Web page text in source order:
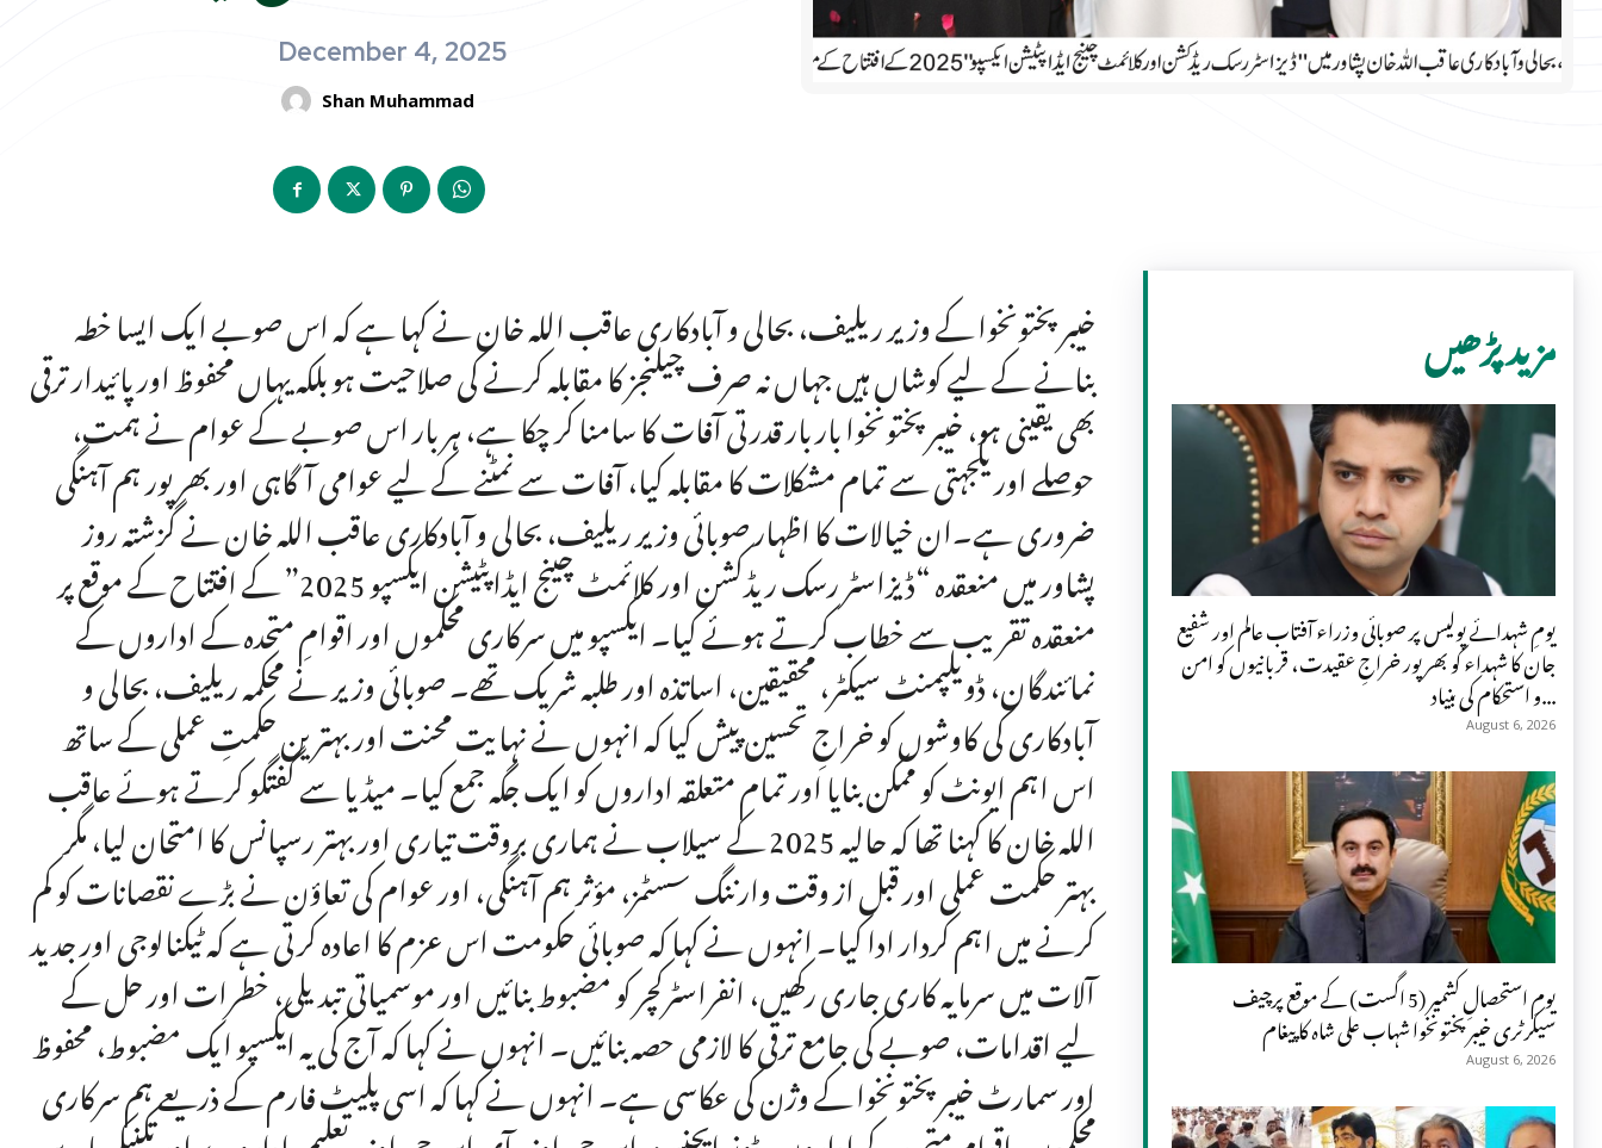
December 4, 2025
Shan Muhammad
خیبر پختونخوا کے وزیر ریلیف، بحالی و آبادکاری عاقب اللہ خان نے کہا ہے کہ اس صوبے ایک ایسا خطہ
بنانے کے لیے کوشاں ہیں جہاں نہ صرف چیلنجز کا مقابلہ کرنے کی صلاحیت ہو بلکہ یہاں محفوظ اور پائیدار ترقی
بھی یقینی ہو، خیبر پختونخوا بار بار قدرتی آفات کا سامنا کر چکا ہے، ہر بار اس صوبے کے عوام نے ہمت،
حوصلے اور یکجہتی سے تمام مشکلات کا مقابلہ کیا، آفات سے نمٹنے کے لیے عوامی آگاہی اور بھر پور ہم آہنگی
ضروری ہے۔ان خیالات کا اظہار صوبائی وزیر ریلیف، بحالی و آبادکاری عاقب اللہ خان نے گزشتہ روز
پشاور میں منعقدہ “ڈیزاسٹر رسک ریڈکشن اور کلائمٹ چینج ایڈاپٹیشن ایکسپو 2025” کے افتتاح کے موقع پر
منعقدہ تقریب سے خطاب کرتے ہوئے کیا۔ ایکسپو میں سرکاری محکموں اور اقوامِ متحدہ کے اداروں کے
نمائندگان، ڈویلپمنٹ سیکٹر، محقیقین، اساتذہ اور طلبہ شریک تھے۔ صوبائی وزیر نے محکمہ ریلیف، بحالی و
آبادکاری کی کاوشوں کو خراجِ تحسین پیش کیا کہ انہوں نے نہایت محنت اور بہترین حکمتِ عملی کے ساتھ
اس اہم ایونٹ کو ممکن بنایا اور تمام متعلقہ اداروں کو ایک جگہ جمع کیا۔ میڈیا سے گفتگو کرتے ہوئے عاقب
اللہ خان کا کہنا تھا کہ حالیہ 2025 کے سیلاب نے ہماری بروقت تیاری اور بہتر رسپانس کا امتحان لیا، مگر
بہتر حکمت عملی اور قبل از وقت وارننگ سسٹمز، مؤثر ہم آہنگی، اور عوام کی تعاؤن نے بڑے نقصانات کو کم
کرنے میں اہم کردار ادا کیا۔ انہوں نے کہا کہ صوبائی حکومت اس عزم کا اعادہ کرتی ہے کہ ٹیکنالوجی اور جدید
آلات میں سرمایہ کاری جاری رکھیں، انفراسٹرکچر کو مضبوط بنائیں اور موسمیاتی تبدیلی، خطرات اور حل کے
لیے اقدامات، صوبے کی جامع ترقی کا لازمی حصہ بنائیں۔ انہوں نے کہا کہ آج کی یہ ایکسپو ایک مضبوط، محفوظ
اور سمارٹ خیبر پختونخوا کے وژن کی عکاسی ہے۔ انہوں نے کہا کہ اسی پلیٹ فارم کے ذریعے ہم سرکاری
مزید پڑھیں
یومِ شہدائے پولیس پر صوبائی وزراء آفتاب عالم اور شفیع
جان کا شہداء کو بھرپور خراجِ عقیدت، قربانیوں کو امن
و استحکام کی بنیاد...
August 6, 2026
یومِ استحصالِ کشمیر (5 اگست) کے موقع پرچیف
سیکرٹری خیبر پختونخوا شہاب علی شاہ کا پیغام
August 6, 2026